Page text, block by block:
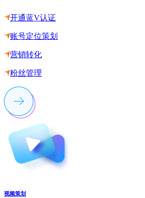
开通蓝V认证
账号定位策划
营销转化
粉丝管理
视频策划